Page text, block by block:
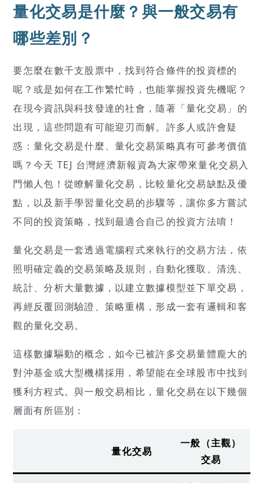
量化交易是什麼？與一般交易有
哪些差別？
要怎麼在數千支股票中，找到符合條件的投資標的
呢？或是如何在工作繁忙時，也能掌握投資先機呢？
在現今資訊與科技發達的社會，隨著「量化交易」的
出現，這些問題有可能迎刃而解。許多人或許會疑
惑：量化交易是什麼、量化交易策略真有可參考價值
嗎？今天 TEJ 台灣經濟新報資為大家帶來量化交易入
門懶人包！從瞭解量化交易，比較量化交易缺點及優
點，以及新手學習量化交易的步驟等，讓你多方嘗試
不同的投資策略，找到最適合自己的投資方法唷！
量化交易是一套透過電腦程式來執行的交易方法，依
照明確定義的交易策略及規則，自動化獲取、清洗、
統計、分析大量數據，以建立數據模型並下單交易，
再經反覆回測驗證、策略重構，形成一套有邏輯和客
觀的量化交易。
這樣數據驅動的概念，如今已被許多交易量體龐大的
對沖基金或大型機構採用，希望能在全球股市中找到
獲利方程式。與一般交易相比，量化交易在以下幾個
層面有所區別：
量化交易
一般（主觀）
交易